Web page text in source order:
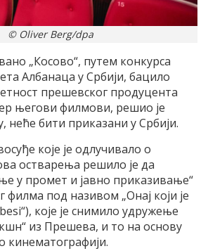
© Oliver Berg/dpa
„Косово“, путем конкурса
Албанаца у Србији, бацило
прешевског продуцента
његови филмови, решио је
неће бити приказани у Србији.
које је одлучивало о
остварења решило је да
у промет и јавно приказивање“
под називом „Онај који је
које је снимило удружење
из Прешева, и то на основу
кинематографији.